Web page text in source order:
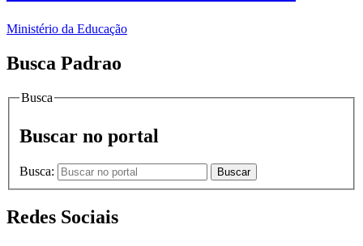
Ministério da Educação
Busca Padrao
Busca
Buscar no portal
Busca: Buscar
Redes Sociais